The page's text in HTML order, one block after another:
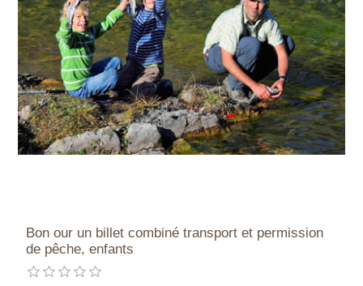
Bon our un billet combiné transport et permission
de pêche, enfants